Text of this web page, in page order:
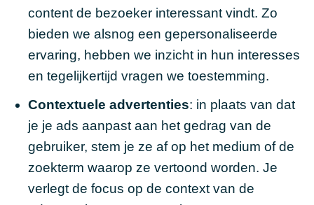
content de bezoeker interessant vindt. Zo
bieden we alsnog een gepersonaliseerde
ervaring, hebben we inzicht in hun interesses
en tegelijkertijd vragen we toestemming.
Contextuele advertenties: in plaats van dat
je je ads aanpast aan het gedrag van de
gebruiker, stem je ze af op het medium of de
zoekterm waarop ze vertoond worden. Je
verlegt de focus op de context van de